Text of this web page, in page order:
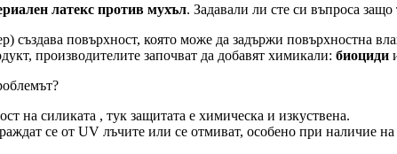
латекс против мухъл. Задавали ли сте си въпроса защо
създава повърхност, която може да задържи повърхностна
производителите започват да добавят химикали: биоциди
на силиката , тук защитата е химическа и изкуствена.
се от UV лъчите или се отмиват, особено при наличие